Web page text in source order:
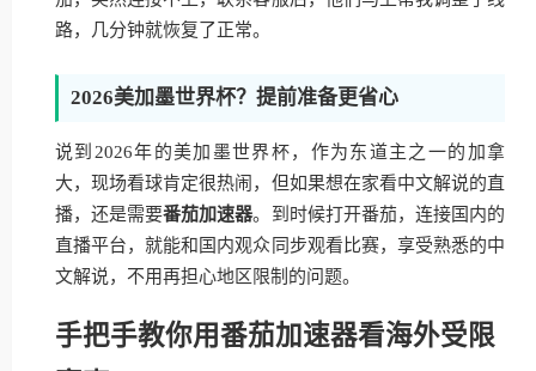
路，几分钟就恢复了正常。
2026美加墨世界杯？提前准备更省心
说到2026年的美加墨世界杯，作为东道主之一的加拿
大，现场看球肯定很热闹，但如果想在家看中文解说的直
播，还是需要番茄加速器。到时候打开番茄，连接国内的
直播平台，就能和国内观众同步观看比赛，享受熟悉的中
文解说，不用再担心地区限制的问题。
手把手教你用番茄加速器看海外受限